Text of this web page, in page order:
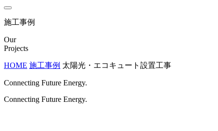
施工事例
Our
Projects
HOME 施工事例 太陽光・エコキュート設置工事
Connecting Future Energy.
Connecting Future Energy.